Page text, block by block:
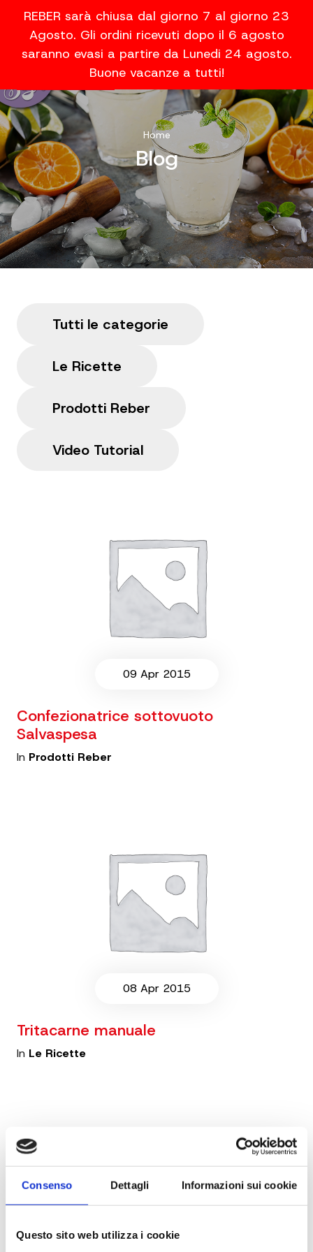
Consenso Dettagli Informazioni sui cookie
Questo sito web utilizza i cookie
REBER sarà chiusa dal giorno 7 al giorno 23
Agosto. Gli ordini ricevuti dopo il 6 agosto
saranno evasi a partire da Lunedi 24 agosto.
Buone vacanze a tutti!
Home
Blog
Tutti le categorie
Le Ricette
Prodotti Reber
Video Tutorial
09 Apr 2015
Confezionatrice sottovuoto
Salvaspesa
In Prodotti Reber
08 Apr 2015
Tritacarne manuale
In Le Ricette